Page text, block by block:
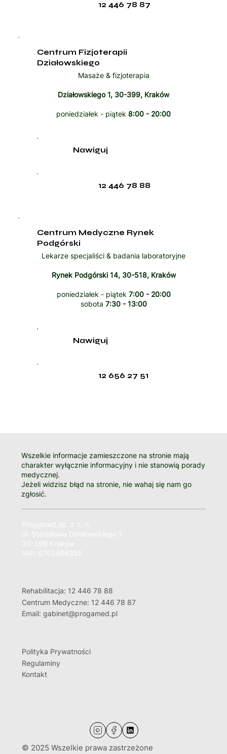
12 446 78 87
Centrum Fizjoterapii
Działowskiego
Masaże & fizjoterapia
Działowskiego 1, 30-399, Kraków
poniedziałek - piątek 8:00 - 20:00
12 446 78 88
Nawiguj
Centrum Medyczne Rynek
Podgórski
Lekarze specjaliści & badania laboratoryjne
Rynek Podgórski 14, 30-518, Kraków
poniedziałek - piątek 7:00 - 20:00
sobota 7:30 - 13:00
12 656 27 51
Nawiguj
Wszelkie informacje zamieszczone na stronie mają
charakter wyłącznie informacyjny i nie stanowią porady
medycznej.
Jeżeli widzisz błąd na stronie, nie wahaj się nam go
zgłosić.
Rehabilitacja: 12 446 78 88
Centrum Medyczne: 12 446 78 87
Email: gabinet@progamed.pl
© 2025 Wszelkie prawa zastrzeżone
Polityka Prywatności
Regulaminy
Kontakt